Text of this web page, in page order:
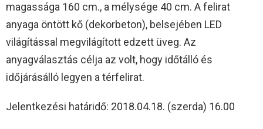
magassága 160 cm., a mélysége 40 cm. A felirat
anyaga öntött kő (dekorbeton), belsejében LED
világítással megvilágított edzett üveg. Az
anyagválasztás célja az volt, hogy időtálló és
időjárásálló legyen a térfelirat.
Jelentkezési határidő: 2018.04.18. (szerda) 16.00